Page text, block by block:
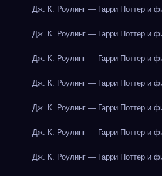
Дж. К. Роулинг — Гарри Поттер и
Дж. К. Роулинг — Гарри Поттер и
Дж. К. Роулинг — Гарри Поттер и
Дж. К. Роулинг — Гарри Поттер и
Дж. К. Роулинг — Гарри Поттер и
Дж. К. Роулинг — Гарри Поттер и
Дж. К. Роулинг — Гарри Поттер и